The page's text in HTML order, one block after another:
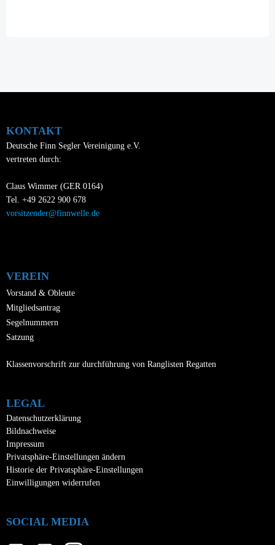
KONTAKT
Deutsche Finn Segler Vereinigung e.V.
vertreten durch:
Claus Wimmer (GER 0164)
Tel. +49 2622 900 678
vorsitzender@finnwelle.de
VEREIN
Vorstand & Obleute
Mitgliedsantrag
Segelnummern
Satzung
Klassenvorschrift zur durchführung von Ranglisten Regatten
LEGAL
Datenschutzerklärung
Bildnachweise
Impressum
Privatsphäre-Einstellungen ändern
Historie der Privatsphäre-Einstellungen
Einwilligungen widerrufen
SOCIAL MEDIA